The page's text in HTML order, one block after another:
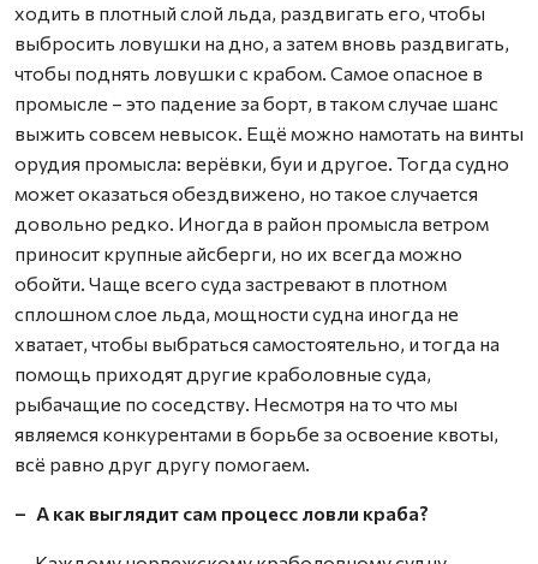
ходить в плотный слой льда, раздвигать его, чтобы
выбросить ловушки на дно, а затем вновь раздвигать,
чтобы поднять ловушки c крабом. Самое опасное в
промысле – это падение за борт, в таком случае шанс
выжить совсем невысок. Ещё можно намотать на винты
орудия промысла: верёвки, буи и другое. Тогда судно
может оказаться обездвижено, но такое случается
довольно редко. Иногда в район промысла ветром
приносит крупные айсберги, но их всегда можно
обойти. Чаще всего суда застревают в плотном
сплошном слое льда, мощности судна иногда не
хватает, чтобы выбраться самостоятельно, и тогда на
помощь приходят другие краболовные суда,
рыбачащие по соседству. Несмотря на то что мы
являемся конкурентами в борьбе за освоение квоты,
всё равно друг другу помогаем.
– А как выглядит сам процесс ловли краба?